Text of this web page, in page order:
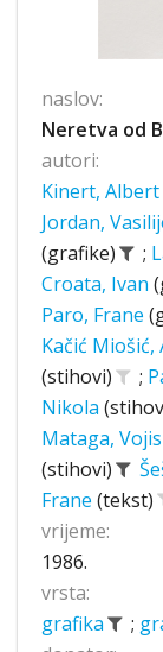
naslov:
Neretva od
autori:
Kinert, Albert
Jordan,
(grafike)
;
Croata, Ivan
Paro, Frane
Kačić Miošić,
(stihovi)
;
Nikola
Mataga,
(stihovi)
Frane (tekst)
vrijeme:
1986.
vrsta:
grafika
;